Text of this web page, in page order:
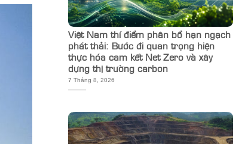
Việt Nam thí điểm phân bổ hạn ngạch
phát thải: Bước đi quan trọng hiện
thực hóa cam kết Net Zero và xây
dựng thị trường carbon
7 Tháng 8, 2026